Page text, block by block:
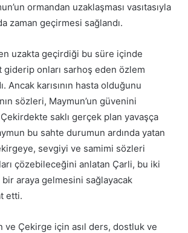
ormandan uzaklaşması vasıtasıyla
zaman geçirmesi sağlandı.
uzakta geçirdiği bu süre içinde
giderip onları sarhoş eden özlem
Ancak karısının hasta olduğunu
sözleri, Maymun’un güvenini
saklı gerçek plan yavaşça
bu sahte durumun ardında yatan
sevgiyi ve samimi sözleri
çözebileceğini anlatan Çarli, bu iki
araya gelmesini sağlayacak
etti.
ve Çekirge için asıl ders, dostluk ve